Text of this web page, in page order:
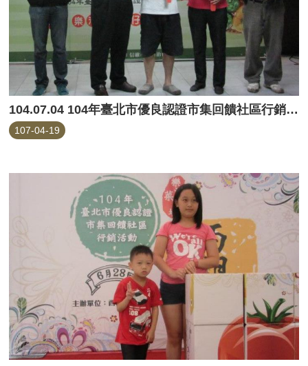
104.07.04 104年臺北市優良認證市集回饋社區行銷活動(信維市場)
107-04-19